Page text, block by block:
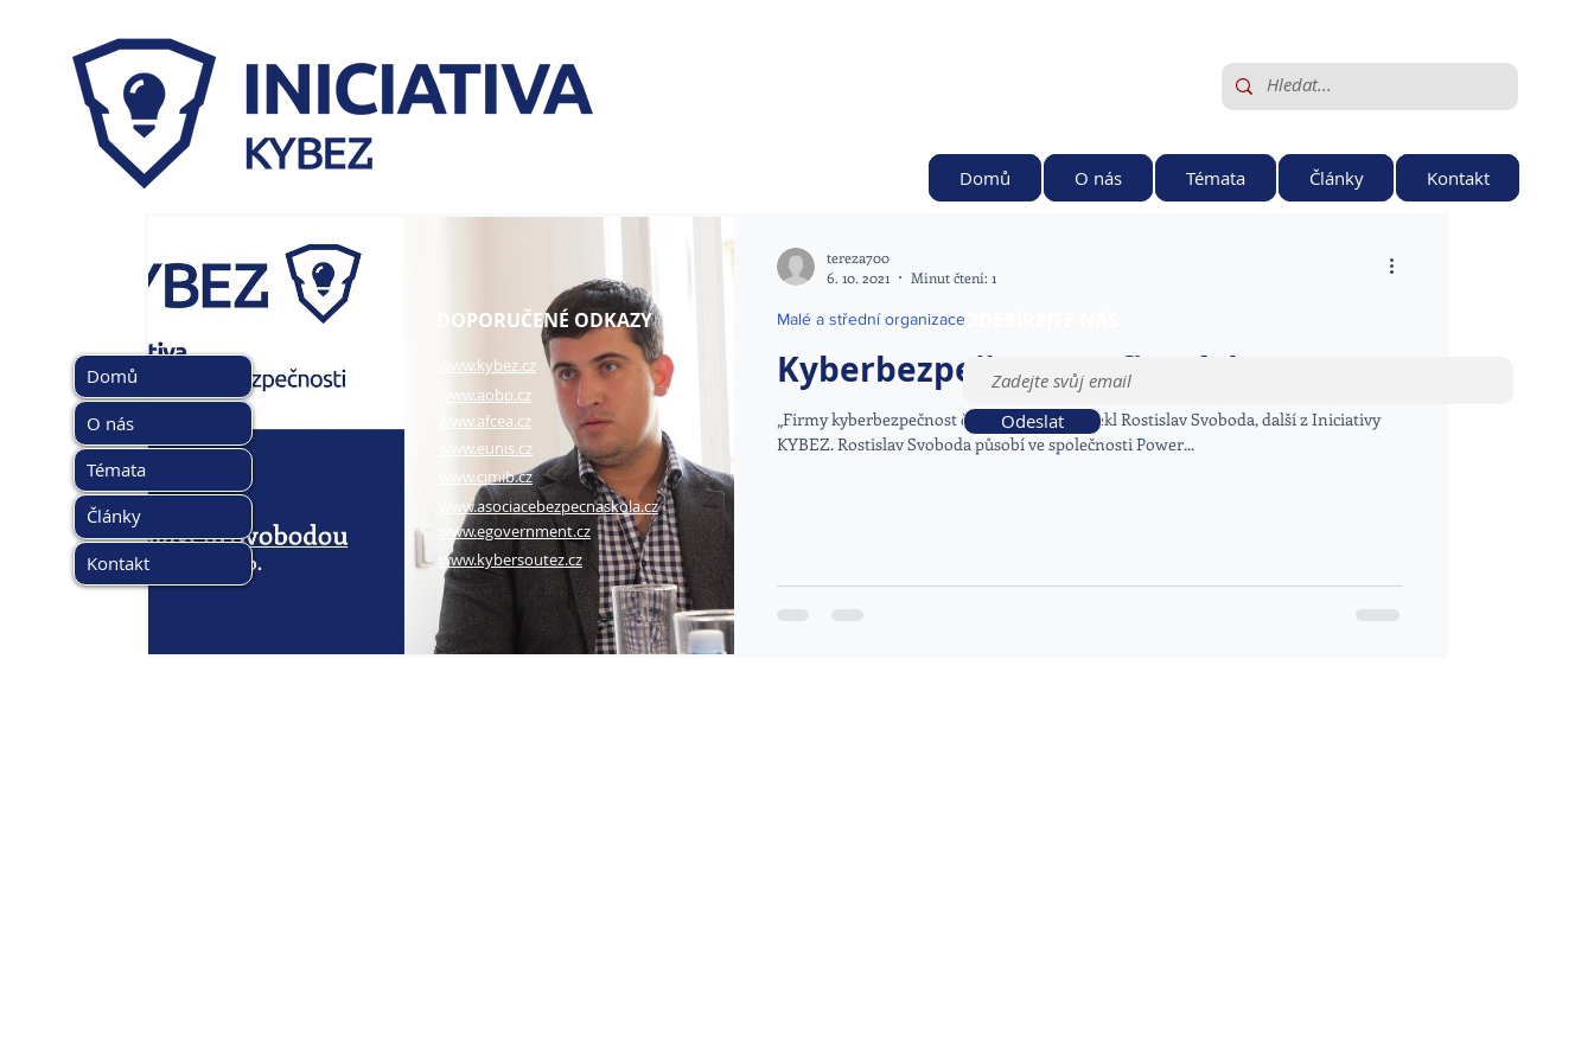
Domů O nás Témata Články Kontakt
Kyberbezpečnost ve firmách
„Firmy kyberbezpečnost často podceňují,“ řekl Rostislav Svoboda, další z Iniciativy
KYBEZ. Rostislav Svoboda působí ve společnosti Power...
Malé a střední organizace
tereza700
6. 10. 2021
Minut čtení: 1
Domů
O nás
Témata
Články
Kontakt
DOPORUČENÉ ODKAZY
www.kybez.cz
www.aobp.cz
www.afcea.cz
www.eunis.cz
www.cimib.cz
www.asociacebezpecnaskola.cz
www.egovernment.cz
www.kybersoutez.cz
ODEBÍREJTE NÁS
Odeslat